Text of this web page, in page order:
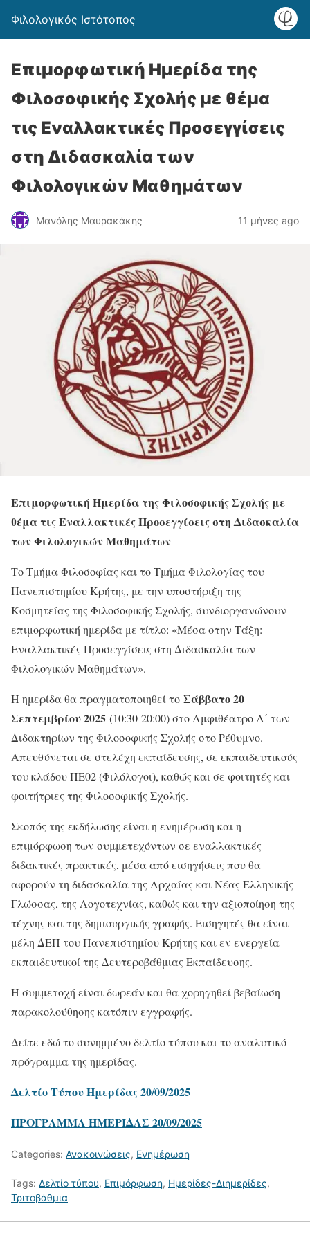
Φιλολογικός Ιστότοπος
Επιμορφωτική Ημερίδα της
Φιλοσοφικής Σχολής με θέμα
τις Εναλλακτικές Προσεγγίσεις
στη Διδασκαλία των
Φιλολογικών Μαθημάτων
Μανόλης Μαυρακάκης 11 μήνες ago
Επιμορφωτική Ημερίδα της Φιλοσοφικής Σχολής με
θέμα τις Εναλλακτικές Προσεγγίσεις στη Διδασκαλία
των Φιλολογικών Μαθημάτων
Το Τμήμα Φιλοσοφίας και το Τμήμα Φιλολογίας του
Πανεπιστημίου Κρήτης, με την υποστήριξη της
Κοσμητείας της Φιλοσοφικής Σχολής, συνδιοργανώνουν
επιμορφωτική ημερίδα με τίτλο: «Μέσα στην Τάξη:
Εναλλακτικές Προσεγγίσεις στη Διδασκαλία των
Φιλολογικών Μαθημάτων».
Η ημερίδα θα πραγματοποιηθεί το Σάββατο 20
Σεπτεμβρίου 2025 (10:30-20:00) στο Αμφιθέατρο Α΄ των
Διδακτηρίων της Φιλοσοφικής Σχολής στο Ρέθυμνο.
Απευθύνεται σε στελέχη εκπαίδευσης, σε εκπαιδευτικούς
του κλάδου ΠΕ02 (Φιλόλογοι), καθώς και σε φοιτητές και
φοιτήτριες της Φιλοσοφικής Σχολής.
Σκοπός της εκδήλωσης είναι η ενημέρωση και η
επιμόρφωση των συμμετεχόντων σε εναλλακτικές
διδακτικές πρακτικές, μέσα από εισηγήσεις που θα
αφορούν τη διδασκαλία της Αρχαίας και Νέας Ελληνικής
Γλώσσας, της Λογοτεχνίας, καθώς και την αξιοποίηση της
τέχνης και της δημιουργικής γραφής. Εισηγητές θα είναι
μέλη ΔΕΠ του Πανεπιστημίου Κρήτης και εν ενεργεία
εκπαιδευτικοί της Δευτεροβάθμιας Εκπαίδευσης.
Η συμμετοχή είναι δωρεάν και θα χορηγηθεί βεβαίωση
παρακολούθησης κατόπιν εγγραφής.
Δείτε εδώ το συνημμένο δελτίο τύπου και το αναλυτικό
πρόγραμμα της ημερίδας.
Δελτίο Τύπου Ημερίδας 20/09/2025
ΠΡΟΓΡΑΜΜΑ ΗΜΕΡΙΔΑΣ 20/09/2025
Categories: Ανακοινώσεις, Ενημέρωση
Tags: Δελτίο τύπου, Επιμόρφωση, Ημερίδες-Διημερίδες,
Τριτοβάθμια